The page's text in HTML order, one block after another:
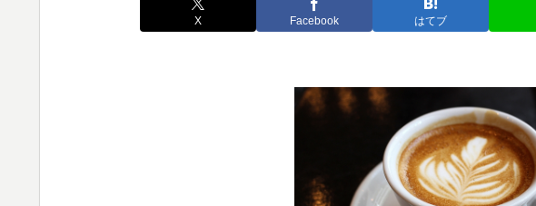
X Facebook はてブ